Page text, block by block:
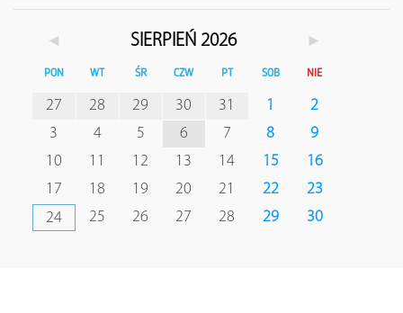
◄ SIERPIEŃ 2026 ►
PON WT ŚR CZW PT SOB NIE
27 28 29 30 31 1
2
3
4 5 6 7 8
9
10
11 12 13 14 15
16
17
18 19 20 21 22
23
24
25 26 27 28 29 30